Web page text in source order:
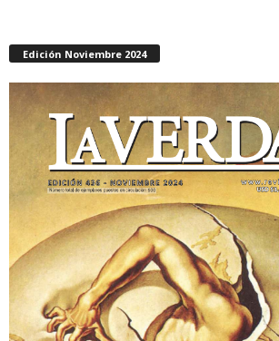
Edición Noviembre 2024